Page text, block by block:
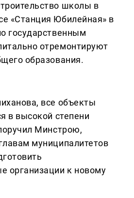
школы в
«Станция Юбилейная» в
государственным
отремонтируют
образования.
все объекты
в высокой степени
Минстрою,
муниципалитетов
организации к новому